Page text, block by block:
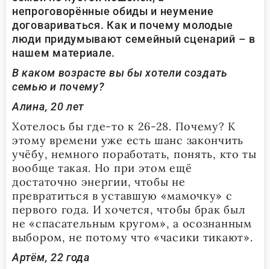
непроговорённые обиды и неумение
договариваться. Как и почему молодые
люди придумывают семейный сценарий – в
нашем материале.
В каком возрасте вы бы хотели создать
семью и почему?
Алина, 20 лет
Хотелось бы где-то к 26-28. Почему? К
этому времени уже есть шанс закончить
учёбу, немного поработать, понять, кто ты
вообще такая. Но при этом ещё
достаточно энергии, чтобы не
превратиться в уставшую «мамочку» с
первого года. И хочется, чтобы брак был
не «спасательным кругом», а осознанным
выбором, не потому что «часики тикают».
Артём, 22 года